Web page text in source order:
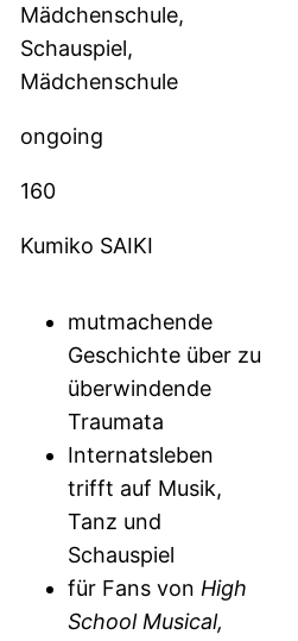
Mädchenschule,
Schauspiel,
Mädchenschule
ongoing
160
Kumiko SAIKI
mutmachende
Geschichte über zu
überwindende
Traumata
Internatsleben
trifft auf Musik,
Tanz und
Schauspiel
für Fans von High
School Musical,